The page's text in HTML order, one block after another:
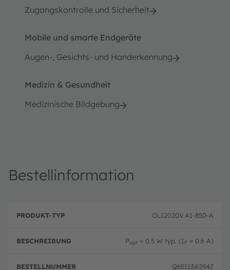
Zugangskontrolle und Sicherheit
Mobile und smarte Endgeräte
Augen-, Gesichts- und Handerkennung
Medizin & Gesundheit
Medizinische Bildgebung
Bestellinformation
r
u
-
e
h
i
B
el
m
OLI2020V.A1-850-A
Popt = 0.5 W typ. (IF = 0.6 A)
Q65113A2947